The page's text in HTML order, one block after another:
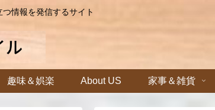
情報を発信するサイト
趣味＆娯楽 About US 家事＆雑貨